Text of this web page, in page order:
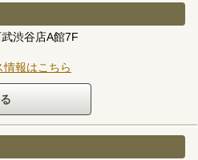
渋谷店A館7F
報はこちら